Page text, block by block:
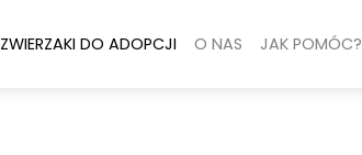
ZWIERZAKI DO ADOPCJI O NAS JAK POMÓC?